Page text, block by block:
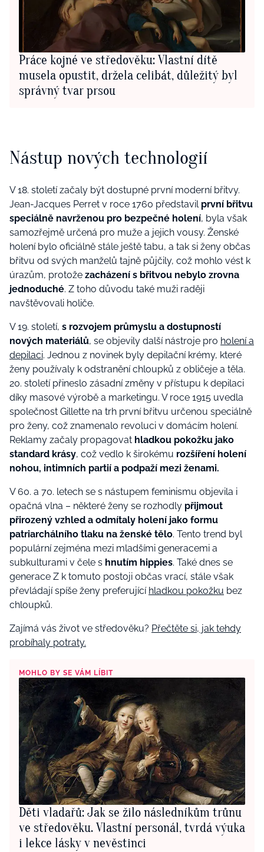
Práce kojné ve středověku: Vlastní dítě
musela opustit, držela celibát, důležitý byl
správný tvar prsou
Nástup nových technologií
V 18. století začaly být dostupné první moderní břitvy.
Jean-Jacques Perret v roce 1760 představil první břitvu
speciálně navrženou pro bezpečné holení, byla však
samozřejmě určená pro muže a jejich vousy. Ženské
holení bylo oficiálně stále ještě tabu, a tak si ženy občas
břitvu od svých manželů tajně půjčily, což mohlo vést k
úrazům, protože zacházení s břitvou nebylo zrovna
jednoduché. Z toho důvodu také muži raději
navštěvovali holiče.
V 19. století, s rozvojem průmyslu a dostupností
nových materiálů, se objevily další nástroje pro holení a
depilaci. Jednou z novinek byly depilační krémy, které
ženy používaly k odstranění chloupků z obličeje a těla.
20. století přineslo zásadní změny v přístupu k depilaci
díky masové výrobě a marketingu. V roce 1915 uvedla
společnost Gillette na trh první břitvu určenou speciálně
pro ženy, což znamenalo revoluci v domácím holení.
Reklamy začaly propagovat hladkou pokožku jako
standard krásy, což vedlo k širokému rozšíření holení
nohou, intimních partií a podpaží mezi ženami.
V 60. a 70. letech se s nástupem feminismu objevila i
opačná vlna – některé ženy se rozhodly přijmout
přirozený vzhled a odmítaly holení jako formu
patriarchálního tlaku na ženské tělo. Tento trend byl
populární zejména mezi mladšími generacemi a
subkulturami v čele s hnutím hippies. Také dnes se
generace Z k tomuto postoji občas vrací, stále však
převládají spíše ženy preferující hladkou pokožku bez
chloupků.
Zajímá vás život ve středověku? Přečtěte si, jak tehdy
probíhaly potraty.
MOHLO BY SE VÁM LÍBIT
Děti vladařů: Jak se žilo následníkům trůnu
ve středověku. Vlastní personál, tvrdá výuka
i lekce lásky v nevěstinci